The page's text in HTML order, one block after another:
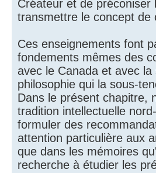
Créateur et de
transmettre le concept de
Ces enseignements font
fondements mêmes des
avec le Canada et avec
philosophie qui la sous-
Dans le présent chapitre,
tradition intellectuelle
formuler des
attention particulière aux
que dans les mémoires
recherche à étudier les